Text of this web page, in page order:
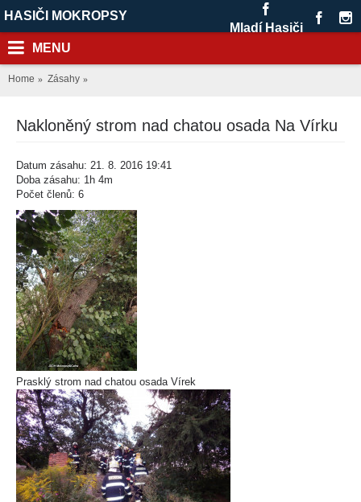
HASIČI MOKROPSY
Mladí Hasiči
MENU
Home Zásahy
Nakloněný strom nad chatou osada Na Vírku
Datum zásahu: 21. 8. 2016 19:41
Doba zásahu: 1h 4m
Počet členů: 6
Prasklý strom nad chatou osada Vírek